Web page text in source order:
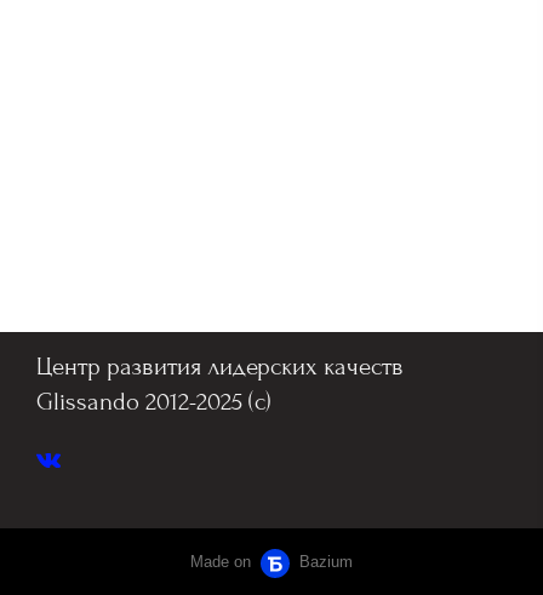
Центр развития лидерских качеств
Glissando 2012-2025 (c)
Made on Bazium